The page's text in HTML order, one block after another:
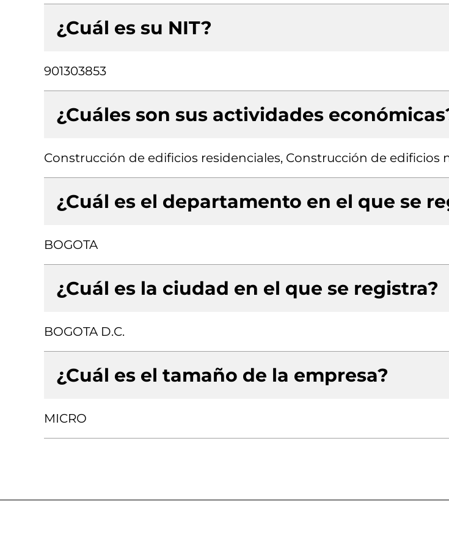
¿Cuál es su NIT?
901303853
¿Cuáles son sus actividades
Construcción de edificios residenciales, Construcción de edificios
¿Cuál es el departamento en el que se
BOGOTA
¿Cuál es la ciudad en el que se registra?
BOGOTA D.C.
¿Cuál es el tamaño de la empresa?
MICRO